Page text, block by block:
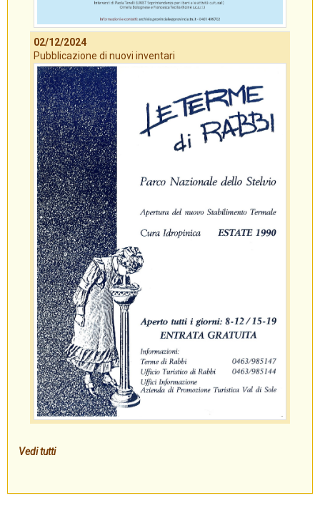
02/12/2024
Pubblicazione di nuovi inventari
Vedi tutti